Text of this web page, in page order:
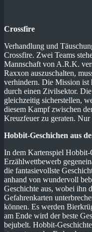
Crossfire
Verhandlung und
Crossfire. Zwei Teams
Mannschaft von A.R.K.
Raxxon auszuschalten,
verhindern. Die Mission ist
durch einen Zivilsektor.
gleichzeitig sicherstellen,
diesem Kampf zwischen
Kreuzfeuer zu geraten. Nur
Hobbit-Geschichen aus
In dem Kartenspiel Hobbit-
Erzählwettbewerb
die fantasievollste
anhand von wundervoll
Geschichte aus, wobei ihn
Gefahrenkarten
können. Es werden
am Ende wird der beste
bejubelt. Hobbit-